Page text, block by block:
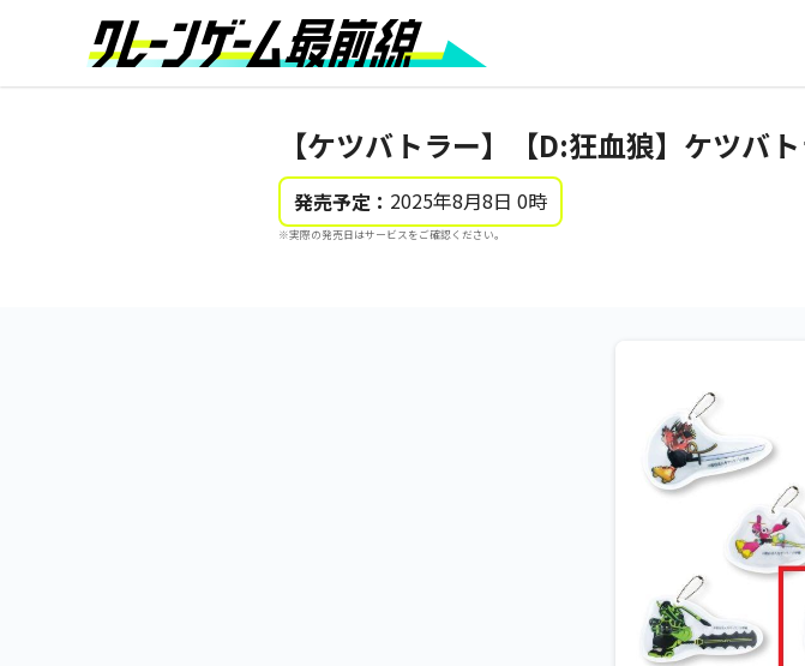
【ケツバトラー】【D:狂血狼】ケツ
発売予定： 2025年8月8日 0時
※実際の発売日はサービスをご確認ください。